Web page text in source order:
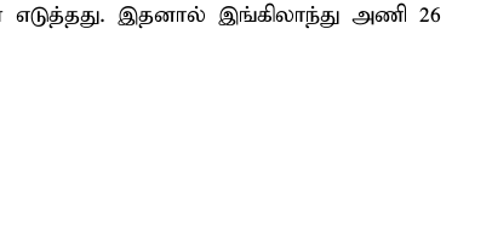
எடுத்தது. இதனால் இங்கிலாந்து அணி 26